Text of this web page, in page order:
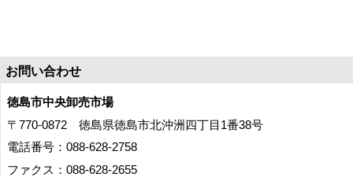
お問い合わせ
徳島市中央卸売市場
〒770-0872 徳島県徳島市北沖洲四丁目1番38号
電話番号：088-628-2758
ファクス：088-628-2655